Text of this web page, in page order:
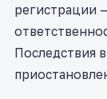
регистрации
Последствия